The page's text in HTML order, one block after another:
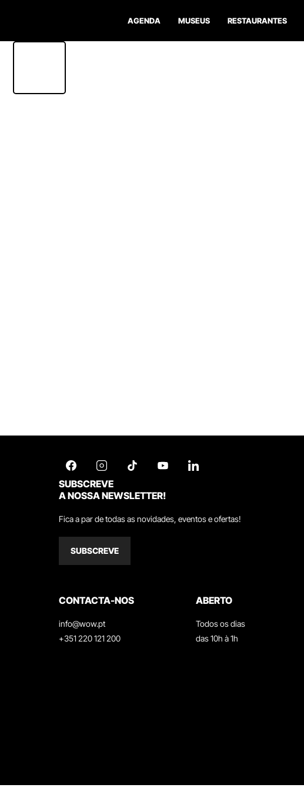
AGENDA MUSEUS RESTAURANTES
SUBSCREVE
A NOSSA NEWSLETTER!
Fica a par de todas as novidades, eventos e ofertas!
SUBSCREVE
CONTACTA-NOS
info@wow.pt
+351 220 121 200
ABERTO
Todos os dias
das 10h à 1h